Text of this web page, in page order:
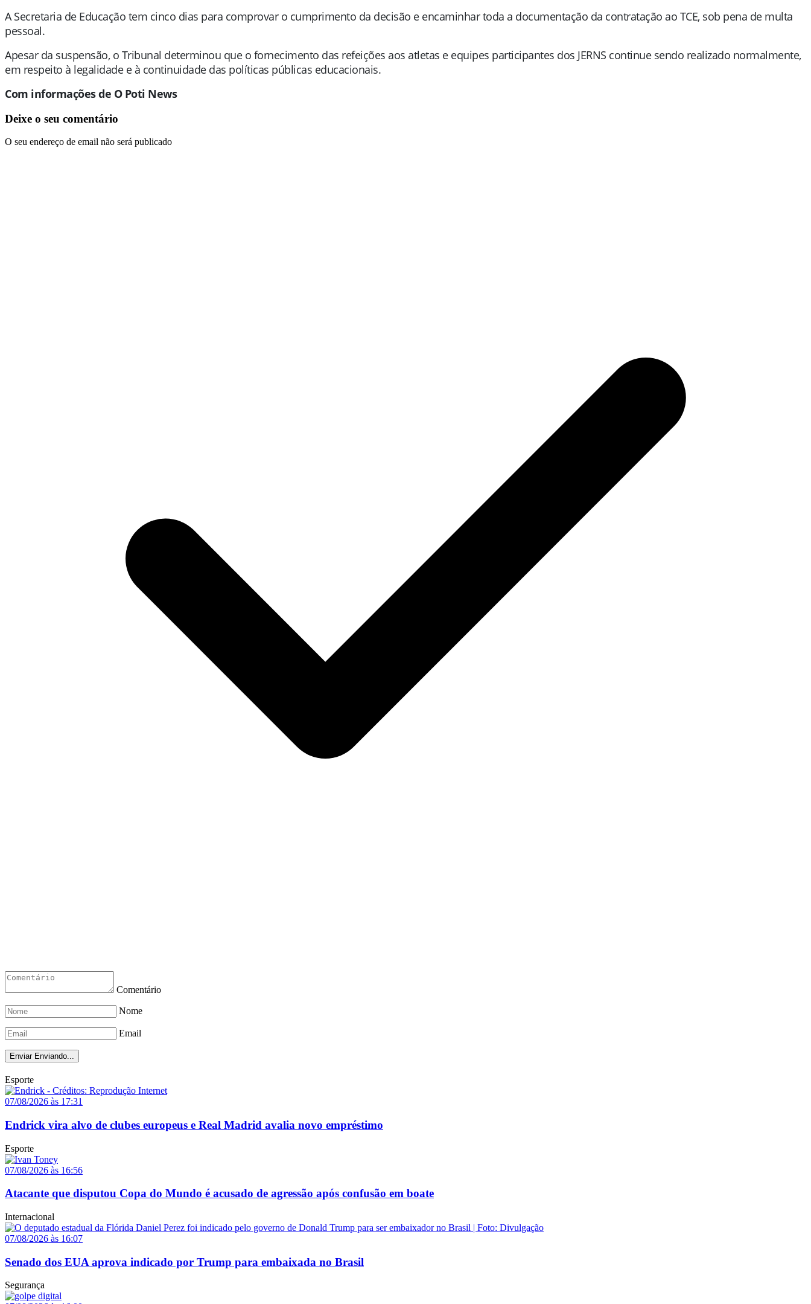
A Secretaria de Educação tem cinco dias para comprovar o cumprimento da decisão e encaminhar toda a documentação da contratação ao TCE, sob pena de multa
pessoal.
Apesar da suspensão, o Tribunal determinou que o fornecimento das refeições aos atletas e equipes participantes dos JERNS continue sendo realizado normalmente,
em respeito à legalidade e à continuidade das políticas públicas educacionais.
Com informações de O Poti News
Deixe o seu comentário
O seu endereço de email não será publicado
Comentário
Nome
Email
Enviar Enviando...
Esporte
07/08/2026 às 17:31
Endrick vira alvo de clubes europeus e Real Madrid avalia novo empréstimo
Esporte
07/08/2026 às 16:56
Atacante que disputou Copa do Mundo é acusado de agressão após confusão em boate
Internacional
07/08/2026 às 16:07
Senado dos EUA aprova indicado por Trump para embaixada no Brasil
Segurança